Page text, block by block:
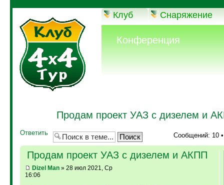
Клуб Снаряжение
Конференция
Продам проект УАЗ с дизелем и
Ответить Сообщений: 10
Продам проект УАЗ с дизелем и АКПП
Dizel Man» 28 июл 2021, Ср
16:06